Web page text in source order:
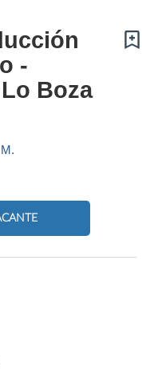
-
Boza